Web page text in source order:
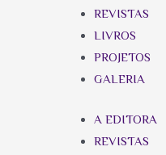
REVISTAS
LIVROS
PROJETOS
GALERIA
A EDITORA
REVISTAS